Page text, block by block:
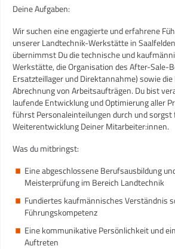
Deine Aufgaben:
Wir suchen eine engagierte und erfahrene
unserer Landtechnik-Werkstätte in
übernimmst Du die technische und
Werkstätte, die Organisation des After-Sale-
Ersatzteillager und Direktannahme) sowie
Abrechnung von Arbeitsaufträgen. Du bist
laufende Entwicklung und Optimierung aller
führst Personaleinteilungen durch und
Weiterentwicklung Deiner Mitarbeiter:innen.
Was du mitbringst:
Eine abgeschlossene Berufsausbildung
Meisterprüfung im Bereich Landtechnik
Fundiertes kaufmännisches Verständnis
Führungskompetenz
Eine kommunikative Persönlichkeit und
Auftreten